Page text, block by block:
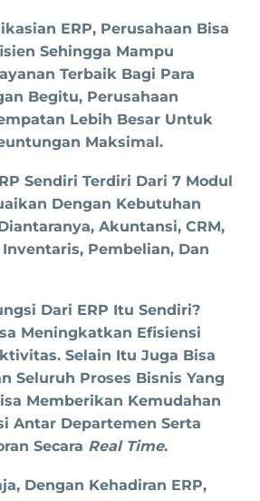
ERP, Perusahaan Bisa
Sehingga Mampu
Terbaik Bagi Para
Begitu, Perusahaan
Lebih Besar Untuk
Maksimal.
Sendiri Terdiri Dari 7 Modul
Dengan Kebutuhan
Akuntansi, CRM,
Inventaris, Pembelian, Dan
Dari ERP Itu Sendiri?
Meningkatkan Efisiensi
Selain Itu Juga Bisa
Seluruh Proses Bisnis Yang
Memberikan Kemudahan
Antar Departemen Serta
Secara Real Time.
Dengan Kehadiran ERP,